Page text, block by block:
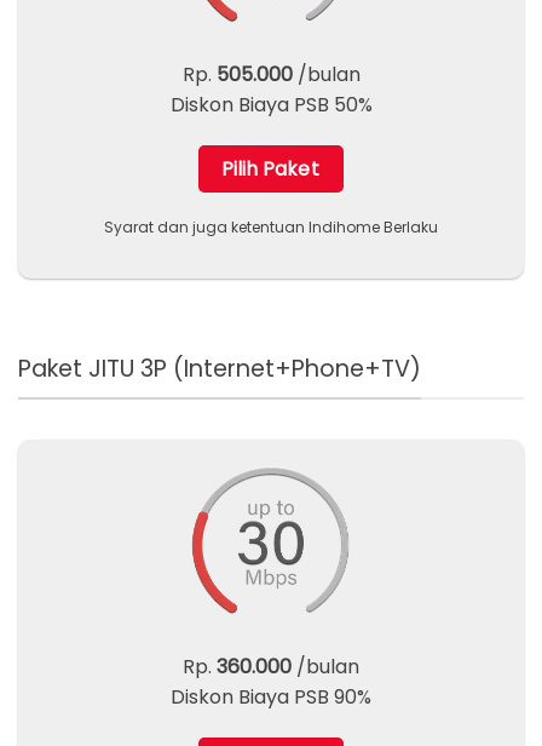
Rp. 505.000/bulan
Diskon Biaya PSB 50%
Pilih Paket
Syarat dan juga ketentuan Indihome Berlaku
Paket JITU 3P (Internet+Phone+TV)
Rp. 360.000 /bulan
Diskon Biaya PSB 90%